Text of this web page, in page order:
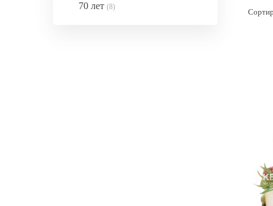
70 лет (8)